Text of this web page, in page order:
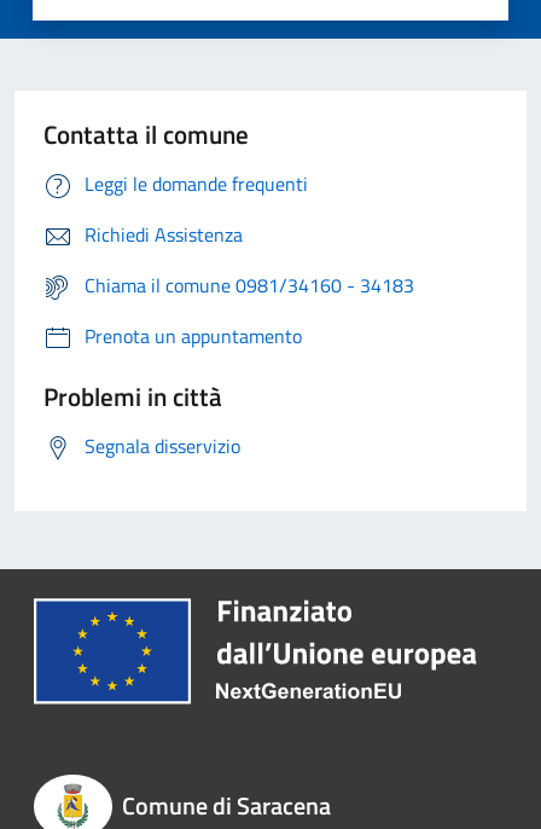
Contatta il comune
Leggi le domande frequenti
Richiedi Assistenza
Chiama il comune 0981/34160 - 34183
Prenota un appuntamento
Problemi in città
Segnala disservizio
Comune di Saracena